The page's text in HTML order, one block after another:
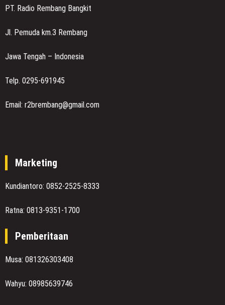
PT. Radio Rembang Bangkit
Jl. Pemuda km.3 Rembang
Jawa Tengah – Indonesia
Telp. 0295-691945
Email: r2brembang@gmail.com
Marketing
Kundiantoro: 0852-2525-8333
Ratna: 0813-9351-1700
Pemberitaan
Musa: 081326303408
Wahyu: 08985639746